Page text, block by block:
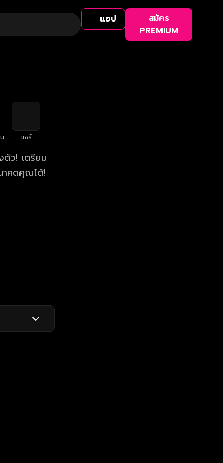
แอป
สมัคร
PREMIUM
แชร์
ว! เตรียม
าคตคุณได้!